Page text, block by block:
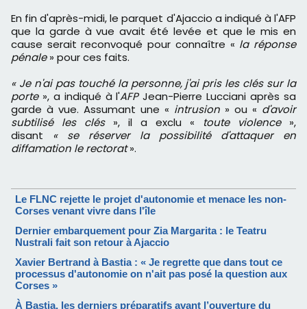
En fin d'après-midi, le parquet d'Ajaccio a indiqué à l'AFP
que la garde à vue avait été levée et que le mis en
cause serait reconvoqué pour connaître « la réponse
pénale» pour ces faits.
« Je n'ai pas touché la personne, j'ai pris les clés sur la
porte», a indiqué à l'AFPJean-Pierre Lucciani après sa
garde à vue. Assumant une « intrusion » ou « d'avoir
subtilisé les clés», il a exclu « toute violence»,
disant « se réserver la possibilité d'attaquer en
diffamation le rectorat».
Le FLNC rejette le projet d'autonomie et menace les non-
Corses venant vivre dans l'île
Dernier embarquement pour Zia Margarita : le Teatru
Nustrali fait son retour à Ajaccio
Xavier Bertrand à Bastia : « Je regrette que dans tout ce
processus d'autonomie on n'ait pas posé la question aux
Corses »
À Bastia, les derniers préparatifs avant l’ouverture du